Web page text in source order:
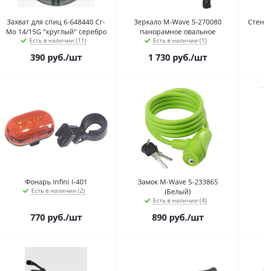
Захват для спиц 6-648440 Cr-
Mo 14/15G "круглый" серебро
Есть в наличии (11)
390руб./шт
Зеркало M-Wave 5-270080
панорамное овальное
Есть в наличии (1)
1 730 руб./шт
Фонарь Infini I-401
Есть в наличии (2)
770руб./шт
Замок M-Wave 5-233865
(Белый)
Есть в наличии (4)
890руб./шт